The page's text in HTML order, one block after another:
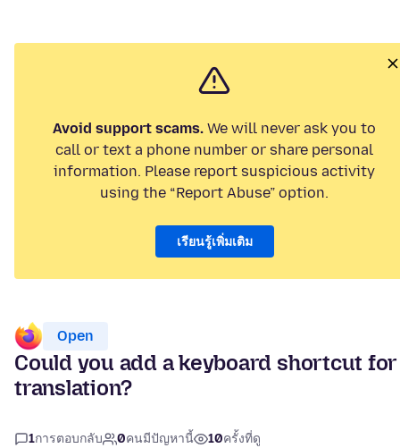
Avoid support scams. We will never ask you to
call or text a phone number or share personal
information. Please report suspicious activity
using the “Report Abuse” option.
เรียนรู้เพิ่มเติม
Open
Could you add a keyboard shortcut for
translation?
1การตอบกลับ 0คนมีปัญหานี้ 10ครั้งที่ดู